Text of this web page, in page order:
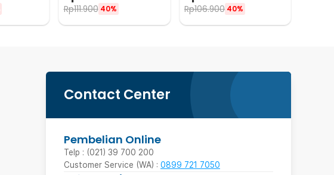
Rp111.900 40% Rp106.900 40%
Contact Center
Pembelian Online
Telp : (021) 39 700 200
Customer Service (WA) : 0899 721 7050